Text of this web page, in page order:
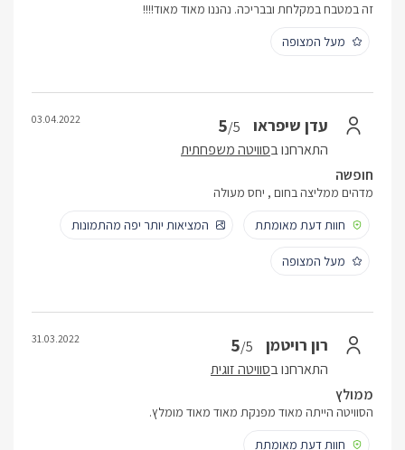
זה במטבח במקלחת ובבריכה. נהננו מאוד מאוד!!!!
מעל המצופה
עדן שיפראו 5/5
התארחנו בסוויטה משפחתית
03.04.2022
חופשה
מדהים ממליצה בחום , יחס מעולה
חוות דעת מאומתת
המציאות יותר יפה מהתמונות
מעל המצופה
רון רויטמן 5/5
התארחנו בסוויטה זוגית
31.03.2022
ממולץ
הסוויטה הייתה מאוד מפנקת מאוד מאוד מומלץ.
חוות דעת מאומתת